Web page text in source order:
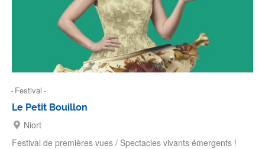
Festival
Le Petit Bouillon
Niort
Festival de premières vues / Spectacles vivants émergents !